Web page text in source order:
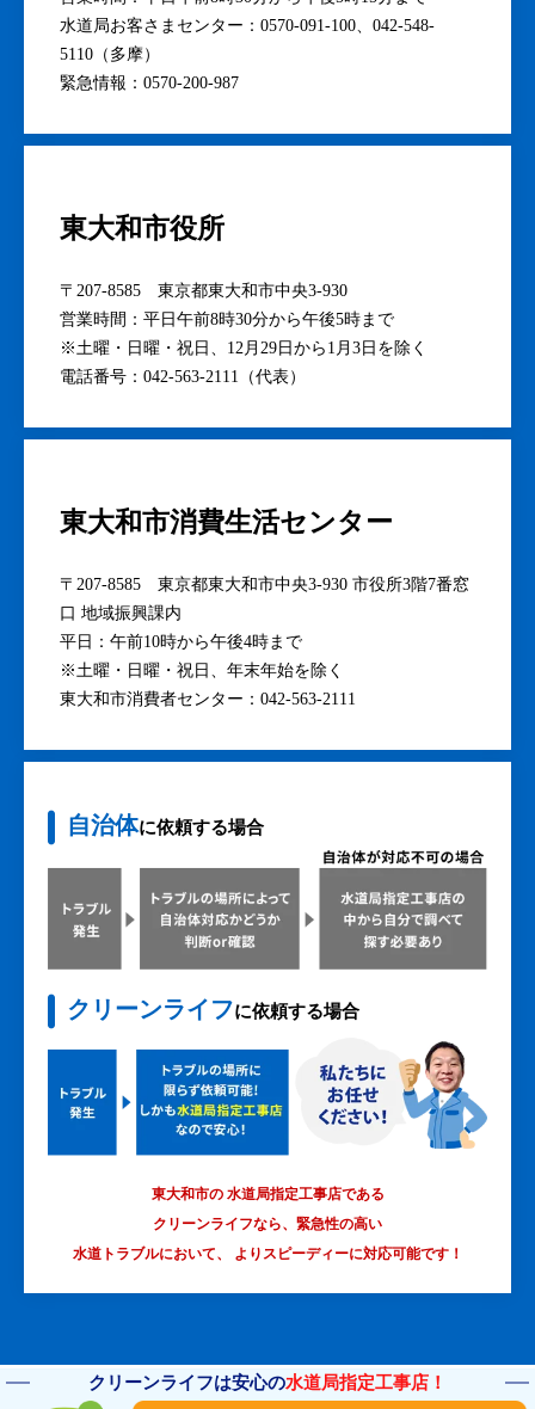
水道局お客さまセンター：0570-091-100、042-548-
5110（多摩）
緊急情報：0570-200-987
東大和市役所
〒207-8585 東京都東大和市中央3-930
営業時間：平日午前8時30分から午後5時まで
※土曜・日曜・祝日、12月29日から1月3日を除く
電話番号：042-563-2111（代表）
東大和市消費生活センター
〒207-8585 東京都東大和市中央3-930 市役所3階7番窓
口 地域振興課内
平日：午前10時から午後4時まで
※土曜・日曜・祝日、年末年始を除く
東大和市消費者センター：042-563-2111
自治体に依頼する場合
クリーンライフに依頼する場合
東大和市の 水道局指定工事店である
クリーンライフなら、緊急性の高い
水道トラブルにおいて、
よりスピーディーに対応可能です！
クリーンライフは安心の水道局指定工事店！